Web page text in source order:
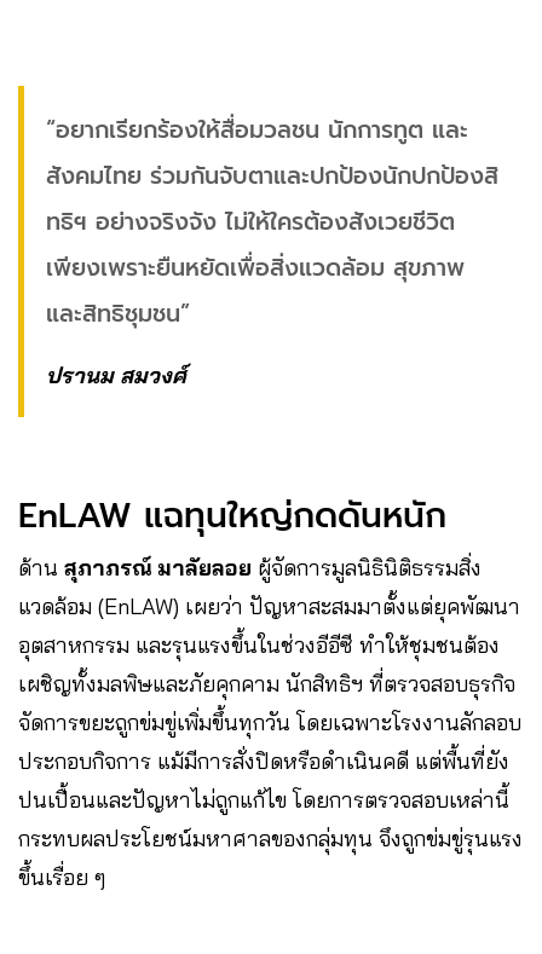
“อยากเรียกร้องให้สื่อมวลชน นักการทูต และ
สังคมไทย ร่วมกันจับตาและปกป้องนักปกป้องสิ
ทธิฯ อย่างจริงจัง ไม่ให้ใครต้องสังเวยชีวิต
เพียงเพราะยืนหยัดเพื่อสิ่งแวดล้อม สุขภาพ
และสิทธิชุมชน”
ปรานม สมวงศ์
EnLAW แฉทุนใหญ่กดดันหนัก
ด้าน สุภาภรณ์ มาลัยลอย ผู้จัดการมูลนิธินิติธรรมสิ่ง
แวดล้อม (EnLAW) เผยว่า ปัญหาสะสมมาตั้งแต่ยุคพัฒนา
อุตสาหกรรม และรุนแรงขึ้นในช่วงอีอีซี ทำให้ชุมชนต้อง
เผชิญทั้งมลพิษและภัยคุกคาม นักสิทธิฯ ที่ตรวจสอบธุรกิจ
จัดการขยะถูกข่มขู่เพิ่มขึ้นทุกวัน โดยเฉพาะโรงงานลักลอบ
ประกอบกิจการ แม้มีการสั่งปิดหรือดำเนินคดี แต่พื้นที่ยัง
ปนเปื้อนและปัญหาไม่ถูกแก้ไข โดยการตรวจสอบเหล่านี้
กระทบผลประโยชน์มหาศาลของกลุ่มทุน จึงถูกข่มขู่รุนแรง
ขึ้นเรื่อย ๆ